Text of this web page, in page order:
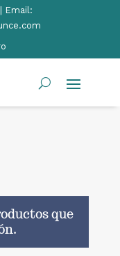
Email:
que